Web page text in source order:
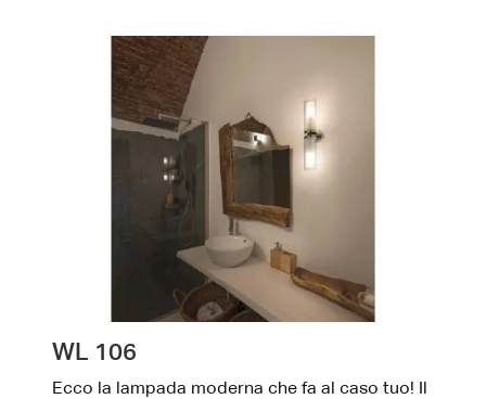
WL 106
Ecco la lampada moderna che fa al caso tuo! Il